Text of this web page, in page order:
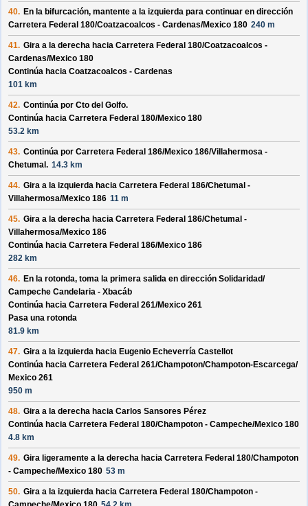
40. En la bifurcación, mantente a la izquierda para continuar en dirección
Carretera Federal 180/Coatzacoalcos - Cardenas/Mexico 180 240 m
41. Gira a la derecha hacia Carretera Federal 180/Coatzacoalcos -
Cardenas/Mexico 180
Continúa hacia Coatzacoalcos - Cardenas
101 km
42. Continúa por Cto del Golfo.
Continúa hacia Carretera Federal 180/Mexico 180
53.2 km
43. Continúa por Carretera Federal 186/Mexico 186/Villahermosa -
Chetumal . 14.3 km
44. Gira a la izquierda hacia Carretera Federal 186/Chetumal -
Villahermosa/Mexico 186 11 m
45. Gira a la derecha hacia Carretera Federal 186/Chetumal -
Villahermosa/Mexico 186
Continúa hacia Carretera Federal 186/Mexico 186
282 km
46. En la rotonda, toma la primera salida en dirección Solidaridad/
Campeche Candelaria - Xbacáb
Continúa hacia Carretera Federal 261/Mexico 261
Pasa una rotonda
81.9 km
47. Gira a la izquierda hacia Eugenio Echeverría Castellot
Continúa hacia Carretera Federal 261/Champoton/Champoton-Escarcega/
Mexico 261
950 m
48. Gira a la derecha hacia Carlos Sansores Pérez
Continúa hacia Carretera Federal 180/Champoton - Campeche/Mexico 180
4.8 km
49. Gira ligeramente a la derecha hacia Carretera Federal 180/Champoton
- Campeche/Mexico 180 53 m
50. Gira a la izquierda hacia Carretera Federal 180/Champoton -